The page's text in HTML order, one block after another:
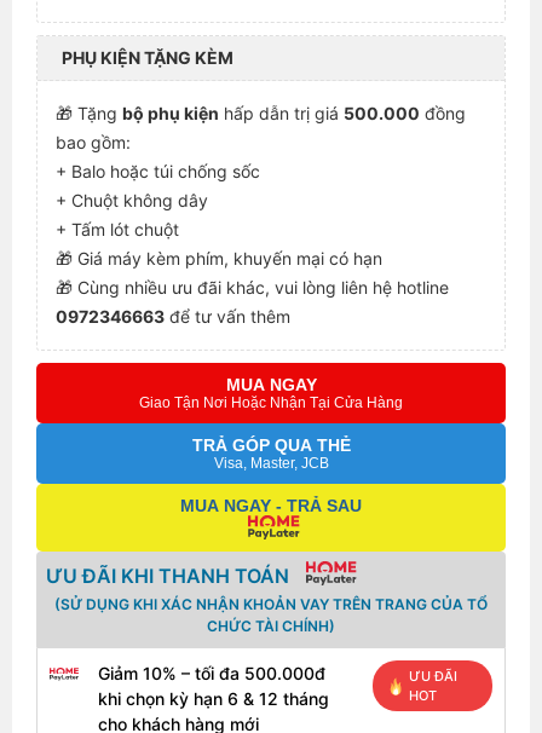
PHỤ KIỆN TẶNG KÈM
🎁 Tặng bộ phụ kiện hấp dẫn trị giá 500.000 đồng
bao gồm:
+ Balo hoặc túi chống sốc
+ Chuột không dây
+ Tấm lót chuột
🎁 Giá máy kèm phím, khuyến mại có hạn
🎁 Cùng nhiều ưu đãi khác, vui lòng liên hệ hotline
0972346663 để tư vấn thêm
MUA NGAY
Giao Tận Nơi Hoặc Nhận Tại Cửa Hàng
TRẢ GÓP QUA THẺ
Visa, Master, JCB
MUA NGAY - TRẢ SAU
ƯU ĐÃI KHI THANH TOÁN
(SỬ DỤNG KHI XÁC NHẬN KHOẢN VAY TRÊN TRANG CỦA TỔ
CHỨC TÀI CHÍNH)
Giảm 10% – tối đa 500.000đ
khi chọn kỳ hạn 6 & 12 tháng
cho khách hàng mới
ƯU ĐÃI
HOT